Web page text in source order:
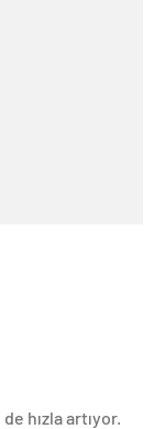
hızla artıyor.